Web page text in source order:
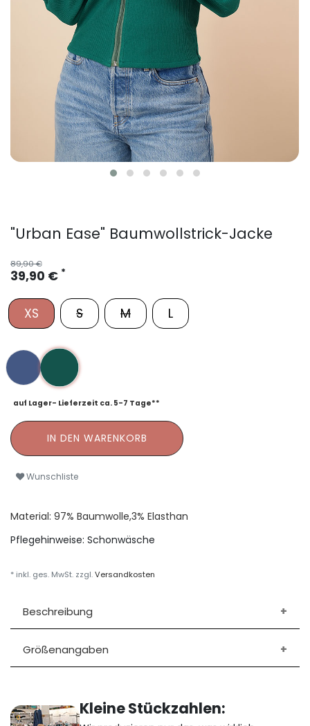
"Urban Ease" Baumwollstrick-Jacke
89,90 €
39,90 € *
XS S M L
auf Lager- Lieferzeit ca. 5-7 Tage**
IN DEN WARENKORB
Wunschliste
Material: 97% Baumwolle,3% Elasthan
Pflegehinweise: Schonwäsche
* inkl. ges. MwSt. zzgl.Versandkosten
Beschreibung
Größenangaben
Kleine Stückzahlen: